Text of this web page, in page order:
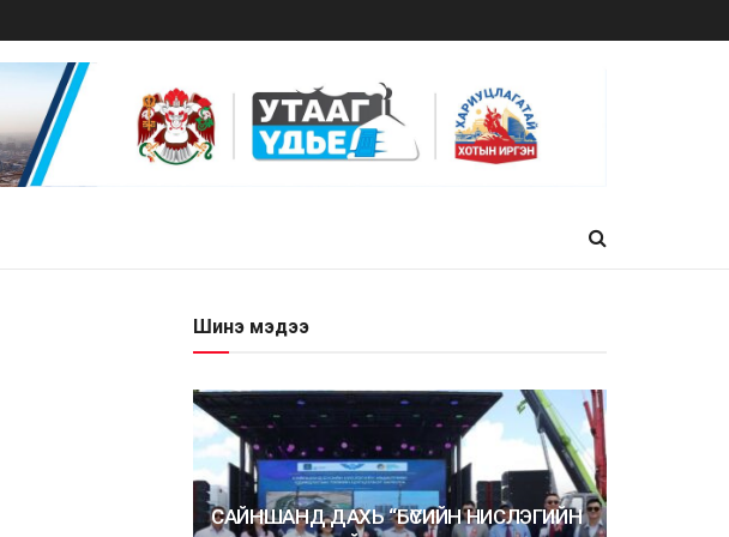
Шинэ мэдээ
САЙНШАНД ДАХЬ “БҮСИЙН НИСЛЭГИЙН